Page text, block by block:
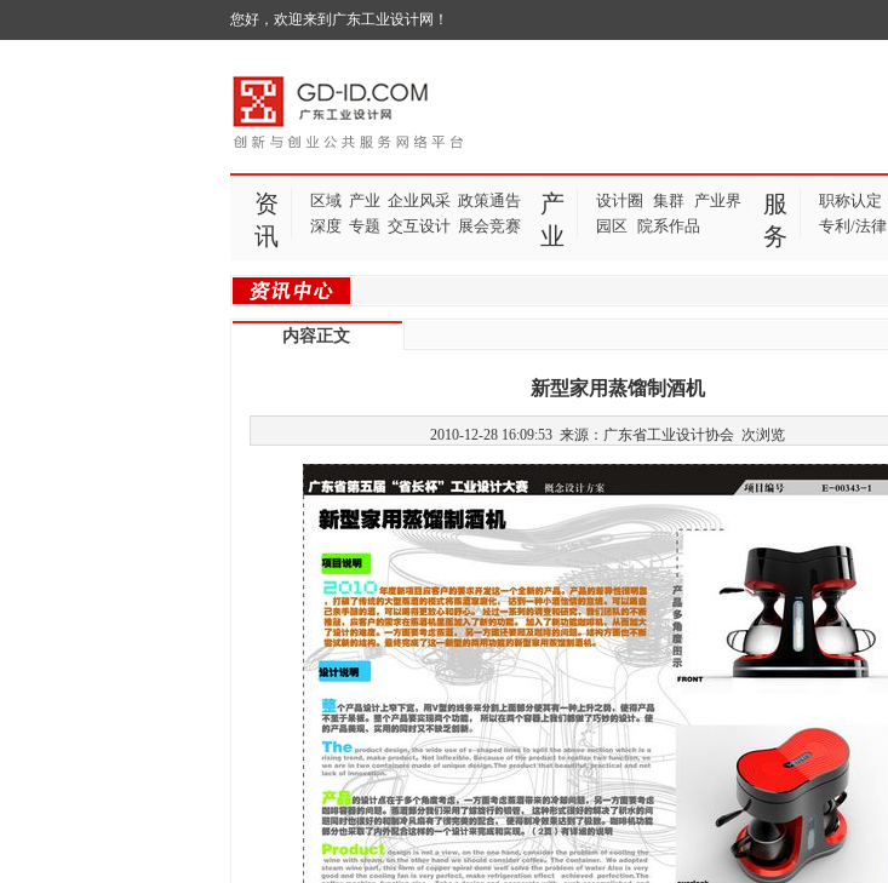
您好，欢迎来到广东工业设计网！
资
讯
区域 产业 企业风采 政策通告
深度 专题 交互设计 展会竞赛
产
业
设计圈 集群| 产业界
园区 院系作品
服
务
职称认定
专利/法律
内容正文
新型家用蒸馏制酒机
2010-12-28 16:09:53 来源：广东省工业设计协会 次浏览